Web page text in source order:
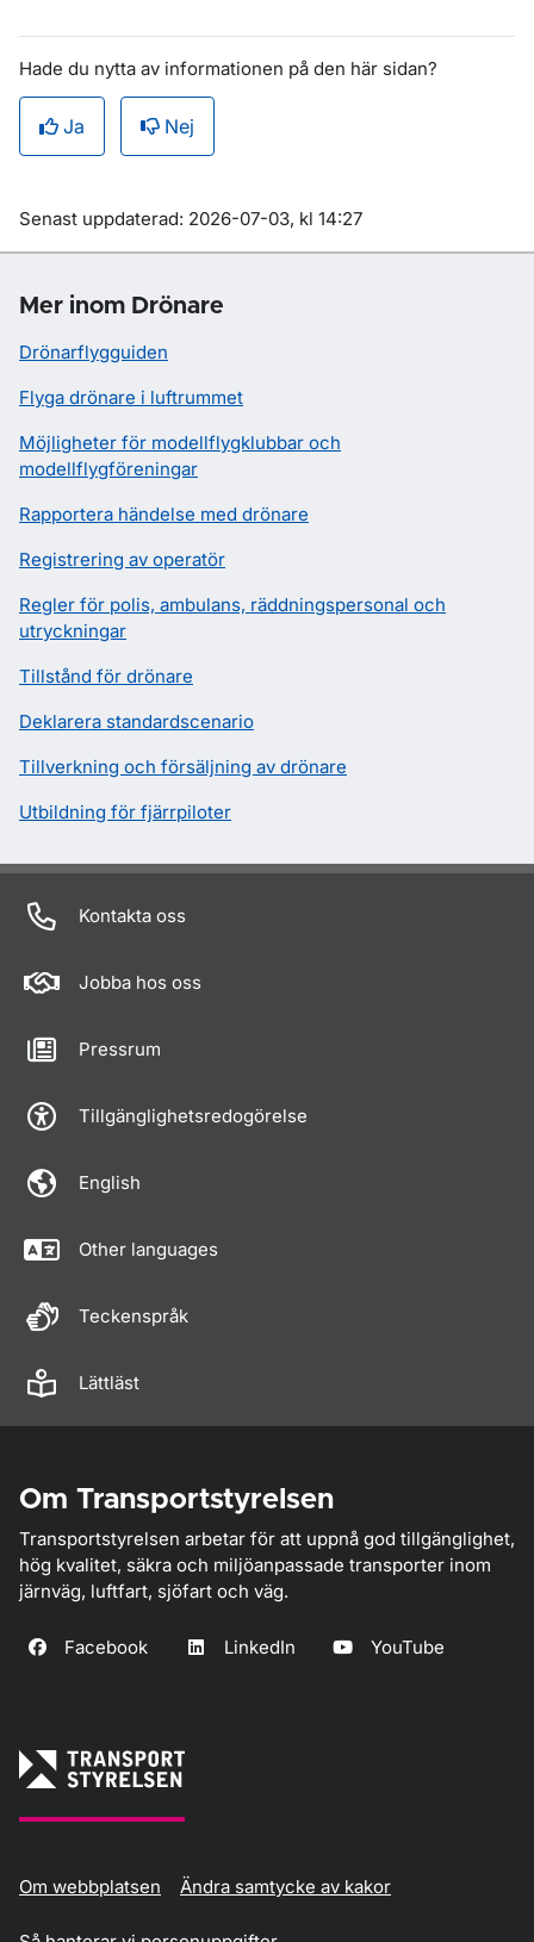
Hade du nytta av informationen på den här sidan?
Ja Nej
Om sidan
Senast uppdaterad: 2026-07-03, kl 14:27
Mer inom Drönare
Drönarflygguiden
Flyga drönare i luftrummet
Möjligheter för modellflygklubbar och
modellflygföreningar
Rapportera händelse med drönare
Registrering av operatör
Regler för polis, ambulans, räddningspersonal och
utryckningar
Tillstånd för drönare
Deklarera standardscenario
Tillverkning och försäljning av drönare
Utbildning för fjärrpiloter
Kontakta oss
Jobba hos oss
Pressrum
Tillgänglighetsredogörelse
English
Other languages
Teckenspråk
Lättläst
Om Transportstyrelsen
Transportstyrelsen arbetar för att uppnå god tillgänglighet,
hög kvalitet, säkra och miljöanpassade transporter inom
järnväg, luftfart, sjöfart och väg.
Facebook LinkedIn YouTube
Om webbplatsen Ändra samtycke av kakor